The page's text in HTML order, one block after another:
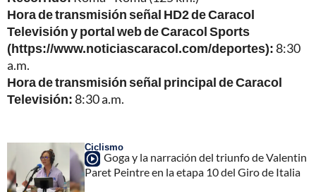
Hora de transmisión señal HD2 de Caracol
Televisión y portal web de Caracol Sports
(https://www.noticiascaracol.com/deportes):8:30
a.m.
Hora de transmisión señal principal de Caracol
Televisión:8:30 a.m.
Ciclismo
Goga y la narración del triunfo de Valentin
Paret Peintre en la etapa 10 del Giro de Italia